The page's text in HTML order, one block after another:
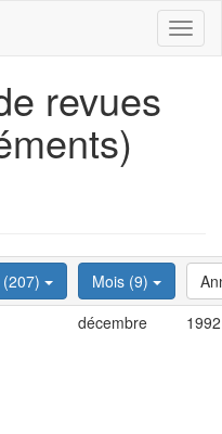
revues
(207) Mois (9)
décembre 1992